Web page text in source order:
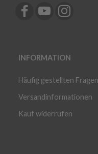
INFORMATION
Häufig gestellten Fragen
Versandinformationen
Kauf widerrufen